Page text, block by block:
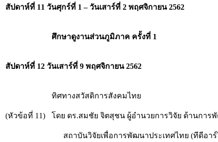
สัปดาห์ที่ 11 วันศุกร์ที่ 1 – วันเสาร์ที่ 2 พฤศจิกายน 2562
ศึกษาดูงานส่วนภูมิภาค ครั้งที่ 1
สัปดาห์ที่ 12 วันเสาร์ที่ 9 พฤศจิกายน 2562
(หัวข้อที่ 11)
ทิศทางสวัสดิการสังคมไทย
โดย ดร.สมชัย จิตสุชน ผู้อำนวยการวิจัย ด้านการ
สถาบันวิจัยเพื่อการพัฒนาประเทศไทย (ทีดีอาร์